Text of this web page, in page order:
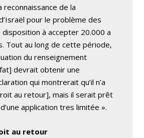
reconnaissance de la
pour le problème des
à accepter 20.000 a
Tout au long de cette période,
du renseignement
devrait obtenir une
qui montrerait qu’il n’a
au retour], mais il serait prêt
application tres limitée ».
au retour